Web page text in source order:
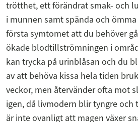
trötthet, ett förändrat smak- och
i munnen samt spända och
första symtomet att du behöver
ökade blodtillströmningen i
kan trycka på urinblåsan och du
av att behöva kissa hela tiden
veckor, men återvänder ofta mot
igen, då livmodern blir tyngre och
är inte ovanligt att magen växer